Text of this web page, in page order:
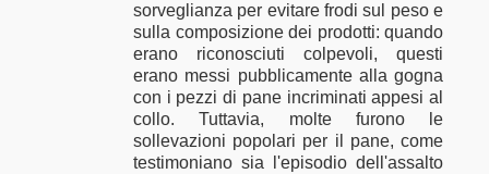
sorveglianza per evitare frodi sul peso e
sulla composizione dei prodotti: quando
erano riconosciuti colpevoli, questi
erano messi pubblicamente alla gogna
con i pezzi di pane incriminati appesi al
collo. Tuttavia, molte furono le
sollevazioni popolari per il pane, come
testimoniano sia l'episodio dell'assalto